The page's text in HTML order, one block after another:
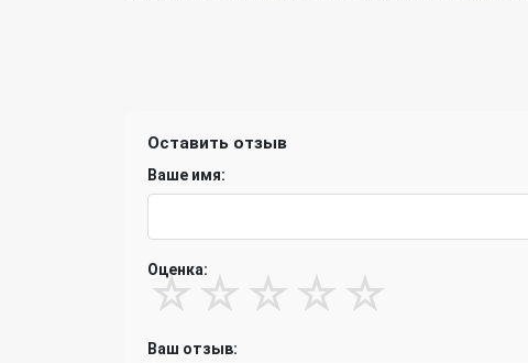
Оставить отзыв
Ваше имя:
Оценка:
☆ ☆ ☆ ☆ ☆
Ваш отзыв: